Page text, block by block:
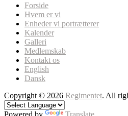
Forside
Hvem er vi
Enheder vi portrætterer
Kalender
Galleri
Medlemskab
Kontakt os
English
Dansk
Copyright © 2026 Regimentet. All
Powered by Translate